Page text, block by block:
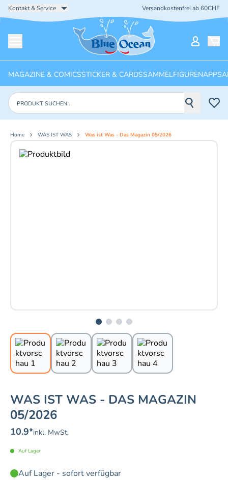
Kontakt & Service Versandkostenfrei ab 60CHF
Startseite
MAGAZINE & COMICSSTICKER & CARDSSAMMELFIGURENAPPS
Produkte suchen
Home WAS IST WAS Was ist Was - Das Magazin 05/2026
Aktuelles Bild: 1 von 4
WAS IST WAS - DAS MAGAZIN
05/2026
10.9*inkl. MwSt.
Auf Lager
Auf Lager - sofort verfügbar